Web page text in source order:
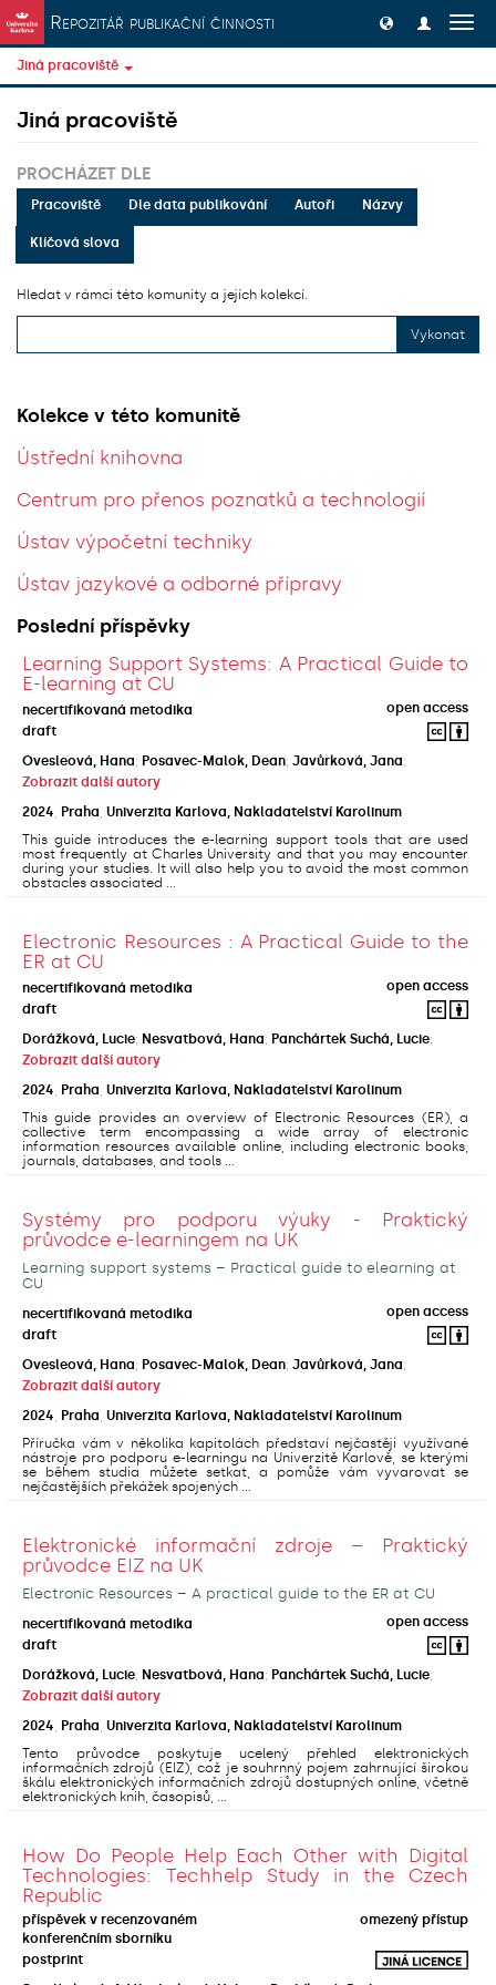
Přeskočit na obsah
Repozitář publikační činnosti
Jiná pracoviště
Jiná pracoviště
PROCHÁZET DLE
Pracoviště Dle data publikování Autoři Názvy
Klíčová slova
Hledat v rámci této komunity a jejích kolekcí.
Vykonat
Kolekce v této komunitě
Ústřední knihovna
Centrum pro přenos poznatků a technologií
Ústav výpočetní techniky
Ústav jazykové a odborné přípravy
Poslední příspěvky
Learning Support Systems: A Practical Guide to
E-learning at CU
necertifikovaná metodika
open access
draft
Ovesleová, Hana; Posavec-Malok, Dean; Javůrková, Jana;
Zobrazit další autory
2024
Praha Univerzita Karlova, Nakladatelství Karolinum
This guide introduces the e-learning support tools that are used
most frequently at Charles University and that you may encounter
during your studies. It will also help you to avoid the most common
obstacles associated ...
Electronic Resources : A Practical Guide to the
ER at CU
necertifikovaná metodika
open access
draft
Dorážková, Lucie; Nesvatbová, Hana; Panchártek Suchá, Lucie;
Zobrazit další autory
2024 Praha Univerzita Karlova, Nakladatelství Karolinum
This guide provides an overview of Electronic Resources (ER), a
collective term encompassing a wide array of electronic
information resources available online, including electronic books,
journals, databases, and tools ...
Systémy pro podporu výuky - Praktický
průvodce e-learningem na UK
Learning support systems – Practical guide to elearning at
CU
necertifikovaná metodika
open access
draft
Ovesleová, Hana; Posavec-Malok, Dean; Javůrková, Jana;
Zobrazit další autory
2024 Praha Univerzita Karlova, Nakladatelství Karolinum
Příručka vám v několika kapitolách představí nejčastěji využívané
nástroje pro podporu e-learningu na Univerzitě Karlově, se kterými
se během studia můžete setkat, a pomůže vám vyvarovat se
nejčastějších překážek spojených ...
Elektronické informační zdroje – Praktický
průvodce EIZ na UK
Electronic Resources – A practical guide to the ER at CU
necertifikovaná metodika
open access
draft
Dorážková, Lucie; Nesvatbová, Hana; Panchártek Suchá, Lucie;
Zobrazit další autory
2024 Praha Univerzita Karlova, Nakladatelství Karolinum
Tento průvodce poskytuje ucelený přehled elektronických
informačních zdrojů (EIZ), což je souhrnný pojem zahrnující širokou
škálu elektronických informačních zdrojů dostupných online, včetně
elektronických knih, časopisů, ...
How Do People Help Each Other with Digital
Technologies: Techhelp Study in the Czech
Republic
příspěvek v recenzovaném
konferenčním sborníku
omezený přístup
postprint